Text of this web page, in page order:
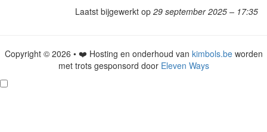
Laatst bijgewerkt op 29 september 2025 – 17:35
Copyright © 2026 • ❤️ Hosting en onderhoud van kimbols.beworden
met trots gesponsord door Eleven Ways